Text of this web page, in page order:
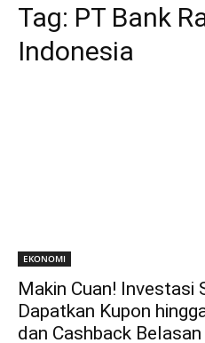
Tag: PT Bank
Indonesia
EKONOMI
Makin Cuan! Investasi
Dapatkan Kupon
dan Cashback